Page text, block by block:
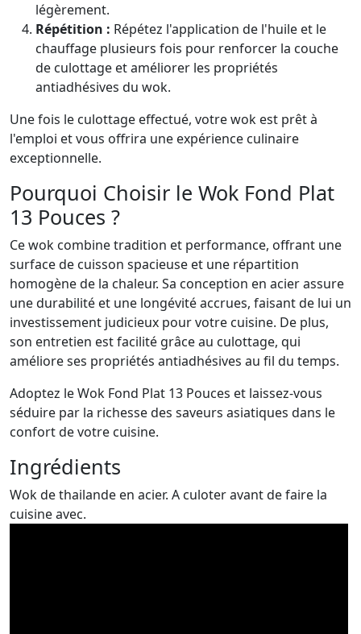
légèrement.
Répétition : Répétez l'application de l'huile et le
chauffage plusieurs fois pour renforcer la couche
de culottage et améliorer les propriétés
antiadhésives du wok.
Une fois le culottage effectué, votre wok est prêt à
l'emploi et vous offrira une expérience culinaire
exceptionnelle.
Pourquoi Choisir le Wok Fond Plat
13 Pouces ?
Ce wok combine tradition et performance, offrant une
surface de cuisson spacieuse et une répartition
homogène de la chaleur. Sa conception en acier assure
une durabilité et une longévité accrues, faisant de lui un
investissement judicieux pour votre cuisine. De plus,
son entretien est facilité grâce au culottage, qui
améliore ses propriétés antiadhésives au fil du temps.
Adoptez le Wok Fond Plat 13 Pouces et laissez-vous
séduire par la richesse des saveurs asiatiques dans le
confort de votre cuisine.
Ingrédients
Wok de thailande en acier. A culoter avant de faire la
cuisine avec.